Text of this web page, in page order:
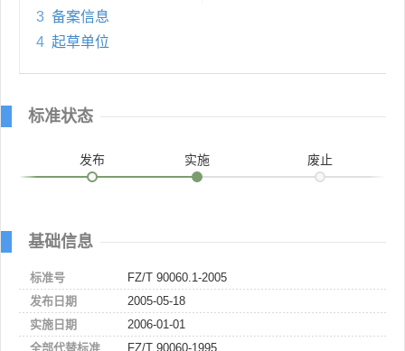
3 备案信息
4 起草单位
标准状态
发布 实施 废止
基础信息
标准号
FZ/T 90060.1-2005
发布日期
2005-05-18
实施日期
2006-01-01
全部代替标准
FZ/T 90060-1995